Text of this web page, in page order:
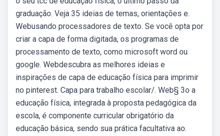
graduação. Veja 35 ideias de temas, orientações e.
Webusando processadores de texto. Se você opta por
criar a capa de forma digitada, os programas de
processamento de texto, como microsoft word ou
google. Webdescubra as melhores ideias e
inspirações de capa de educação física para imprimir
no pinterest. Capa para trabalho escolar/. Web§ 3o a
educação física, integrada à proposta pedagógica da
escola, é componente curricular obrigatório da
educação básica, sendo sua prática facultativa ao.